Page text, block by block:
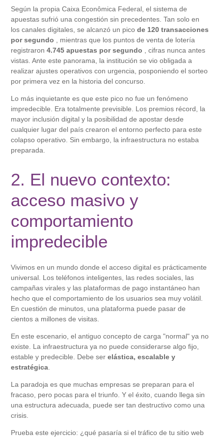
Según la propia Caixa Econômica Federal, el sistema de
apuestas sufrió una congestión sin precedentes. Tan solo en
los canales digitales, se alcanzó un picode 120 transacciones
por segundo , mientras que los puntos de venta de lotería
registraron4.745 apuestas por segundo , cifras nunca antes
vistas. Ante este panorama, la institución se vio obligada a
realizar ajustes operativos con urgencia, posponiendo el sorteo
por primera vez en la historia del concurso.
Lo más inquietante es que este pico no fue un fenómeno
impredecible. Era totalmente previsible. Los premios récord, la
mayor inclusión digital y la posibilidad de apostar desde
cualquier lugar del país crearon el entorno perfecto para este
colapso operativo. Sin embargo, la infraestructura no estaba
preparada.
2. El nuevo contexto:
acceso masivo y
comportamiento
impredecible
Vivimos en un mundo donde el acceso digital es prácticamente
universal. Los teléfonos inteligentes, las redes sociales, las
campañas virales y las plataformas de pago instantáneo han
hecho que el comportamiento de los usuarios sea muy volátil.
En cuestión de minutos, una plataforma puede pasar de
cientos a millones de visitas.
En este escenario, el antiguo concepto de carga "normal" ya no
existe. La infraestructura ya no puede considerarse algo fijo,
estable y predecible. Debe serelástica, escalable y
estratégica
La paradoja es que muchas empresas se preparan para el
fracaso, pero pocas para el triunfo. Y el éxito, cuando llega sin
una estructura adecuada, puede ser tan destructivo como una
crisis.
Prueba este ejercicio: ¿qué pasaría si el tráfico de tu sitio web